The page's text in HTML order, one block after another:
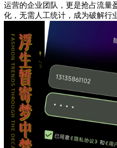
运营的企业团队，更是抢占流量
化，无需人工统计，成为破解行